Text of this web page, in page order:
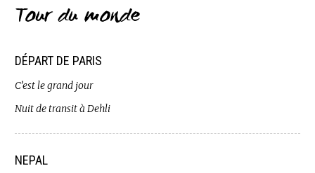
Tour du monde
DÉPART DE PARIS
C’est le grand jour
Nuit de transit à Dehli
NEPAL